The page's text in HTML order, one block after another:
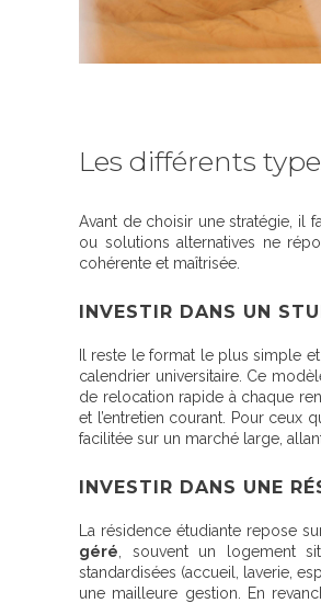
Les différents
Avant de choisir une stratégie, il
ou solutions alternatives ne
cohérente et maîtrisée.
INVESTIR DANS UN
Il reste le format le plus simple
calendrier universitaire. Ce
de relocation rapide à chaque
et l’entretien courant. Pour ceux
facilitée sur un marché large,
INVESTIR DANS UNE
La résidence étudiante repose
géré , souvent un logement
standardisées (accueil, laverie,
une mailleure gestion. En